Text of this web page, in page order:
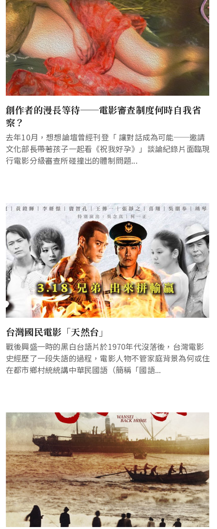
創作者的漫長等待──電影審查制度何時自我省
察？
去年10月，想想論壇曾經刊登「 讓對話成為可能──邀請
文化部長帶著孩子一起看《祝我好孕》」談論紀錄片面臨現
行電影分級審查所碰撞出的體制問題...
台灣國民電影「天然台」
戰後興盛一時的黑白台語片於1970年代沒落後，台灣電影
史經歷了一段失語的過程，電影人物不管家庭背景為何或住
在都市鄉村統統講中華民國語（簡稱「國語...